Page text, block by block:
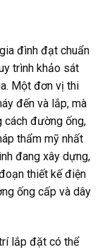
đình đạt chuẩn
trình khảo sát
Một đơn vị thi
đến và lắp, mà
cách đường ống,
thẩm mỹ nhất
đang xây dựng,
thiết kế điện
ống cấp và dây
lắp đặt có thể